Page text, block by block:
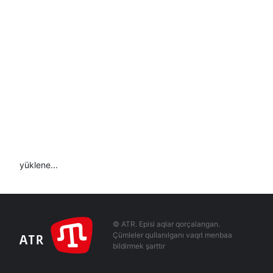
yüklene...
© ATR. Episi aqlar qorçalangan.
Çümleler qullanılganı vaqıt menbaa
bildirmek şarttır